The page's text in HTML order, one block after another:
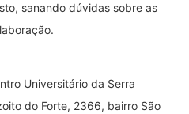
sanando dúvidas sobre as
Universitário da Serra
do Forte, 2366, bairro São